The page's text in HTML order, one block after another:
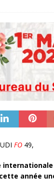
FO 49,
année